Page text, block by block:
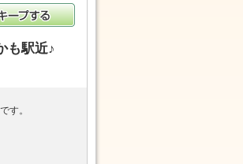
も駅近♪
す。